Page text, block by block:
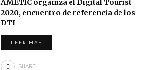
AMETIC organiza el Digital Tourist
2020, encuentro de referencia de los
DTI
LEER MÁS
SHARE